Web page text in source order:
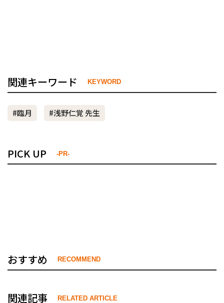
関連キーワード KEYWORD
#臨月 #浅野仁覚 先生
PICK UP -PR-
おすすめ RECOMMEND
関連記事 RELATED ARTICLE